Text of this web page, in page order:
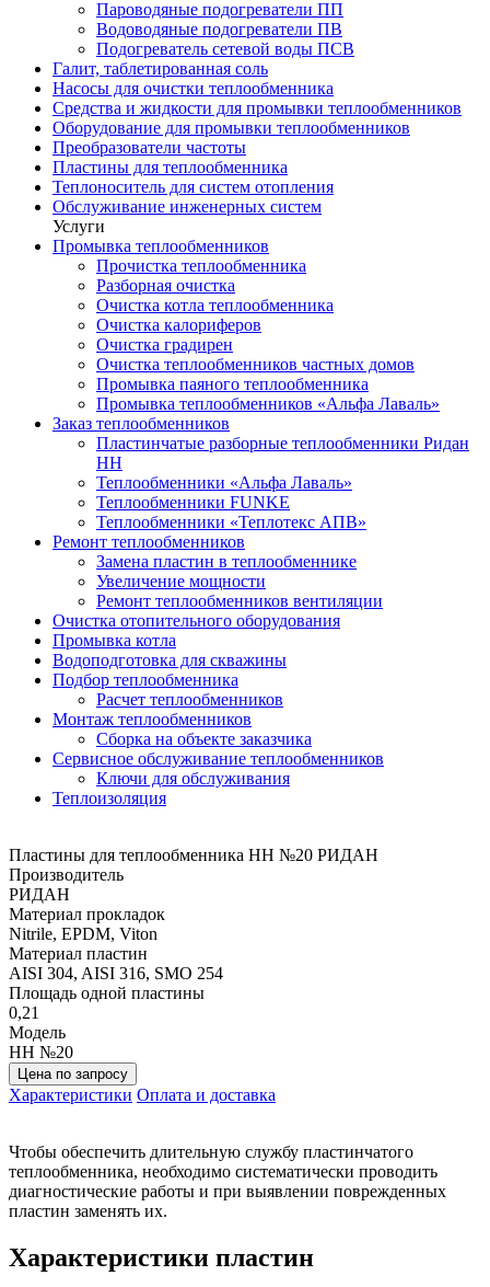
Пароводяные подогреватели ПП
Водоводяные подогреватели ПВ
Подогреватель сетевой воды ПСВ
Галит, таблетированная соль
Насосы для очистки теплообменника
Средства и жидкости для промывки теплообменников
Оборудование для промывки теплообменников
Преобразователи частоты
Пластины для теплообменника
Теплоноситель для систем отопления
Обслуживание инженерных систем
Услуги
Промывка теплообменников
Прочистка теплообменника
Разборная очистка
Очистка котла теплообменника
Очистка калориферов
Очистка градирен
Очистка теплообменников частных домов
Промывка паяного теплообменника
Промывка теплообменников «Альфа Лаваль»
Заказ теплообменников
Пластинчатые разборные теплообменники Ридан
НН
Теплообменники «Альфа Лаваль»
Теплообменники FUNKE
Теплообменники «Теплотекс АПВ»
Ремонт теплообменников
Замена пластин в теплообменнике
Увеличение мощности
Ремонт теплообменников вентиляции
Очистка отопительного оборудования
Промывка котла
Водоподготовка для скважины
Подбор теплообменника
Расчет теплообменников
Монтаж теплообменников
Сборка на объекте заказчика
Сервисное обслуживание теплообменников
Ключи для обслуживания
Теплоизоляция
Пластины для теплообменника НН №20 РИДАН
Производитель
РИДАН
Материал прокладок
Nitrile, EPDM, Viton
Материал пластин
AISI 304, AISI 316, SMO 254
Площадь одной пластины
0,21
Модель
НН №20
Цена по запросу
Характеристики Оплата и доставка
Чтобы обеспечить длительную службу пластинчатого
теплообменника, необходимо систематически проводить
диагностические работы и при выявлении поврежденных
пластин заменять их.
Характеристики пластин